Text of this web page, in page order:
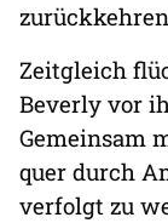
Zeitgleich
Beverly vor
Gemeinsam
quer durch
verfolgt zu